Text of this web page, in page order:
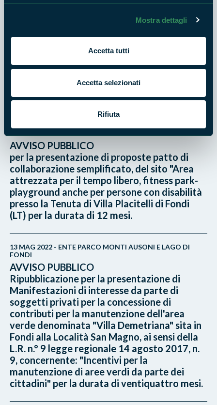
Mostra dettagli
Accetta tutti
Accetta selezionati
Rifiuta
telematica di gara affidamento della
fornitura di prodotti in legno
8 GIU 2022 - ENTE PARCO NATURALE REGIONALE MONTI
Bando e avviso di partecipazione a: "Vivi nel
Parco l'Estate 2022", le domande fino alle
14:00 del 20 giugno 2022
30 MAG 2022 - ENTE PARCO MONTI AUSONI E LAGO DI
AVVISO PUBBLICO
per la presentazione di proposte patto di
collaborazione semplificato, del sito "Area
attrezzata per il tempo libero, fitness park-
playground anche per persone con disabilità
presso la Tenuta di Villa Placitelli di Fondi
(LT) per la durata di 12 mesi.
13 MAG 2022 - ENTE PARCO MONTI AUSONI E LAGO DI
FONDI
AVVISO PUBBLICO
Ripubblicazione per la presentazione di
Manifestazioni di interesse da parte di
soggetti privati per la concessione di
contributi per la manutenzione dell'area
verde denominata "Villa Demetriana" sita in
Fondi alla Località San Magno, ai sensi della
L.R. n.° 9 legge regionale 14 agosto 2017, n.
9, concernente: "Incentivi per la
manutenzione di aree verdi da parte dei
cittadini" per la durata di ventiquattro mesi.